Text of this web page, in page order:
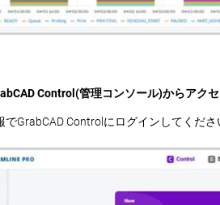
Control(管理コンソール)からアク
でGrabCAD Controlにログインしてくださ